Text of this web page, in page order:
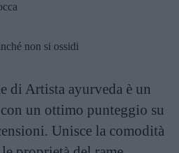
non si ossidi
di Artista ayurveda è un
un ottimo punteggio su
Unisce la comodità